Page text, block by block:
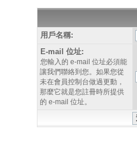
用戶名稱:
E-mail 位址:
您輸入的 e-mail 位址必須能
讓我們聯絡到您。如果您從
未在會員控制台做過更動，
那麼它就是您註冊時所提供
的 e-mail 位址。